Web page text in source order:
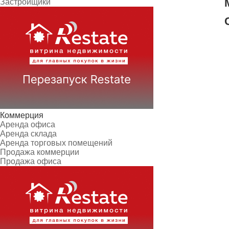
Застройщики
Коммерция
Аренда офиса
Аренда склада
Аренда торговых помещений
Продажа коммерции
Продажа офиса